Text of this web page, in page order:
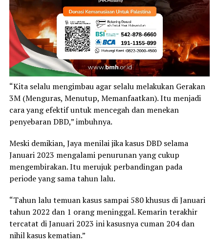
“Kita selalu mengimbau agar selalu melakukan Gerakan
3M (Menguras, Menutup, Memanfaatkan). Itu menjadi
cara yang efektif untuk mencegah dan menekan
penyebaran DBD,” imbuhnya.
Meski demikian, Jaya menilai jika kasus DBD selama
Januari 2023 mengalami penurunan yang cukup
mengembirakan. Itu merujuk perbandingan pada
periode yang sama tahun lalu.
“Tahun lalu temuan kasus sampai 580 khusus di Januari
tahun 2022 dan 1 orang meninggal. Kemarin terakhir
tercatat di Januari 2023 ini kasusnya cuman 204 dan
nihil kasus kematian.”